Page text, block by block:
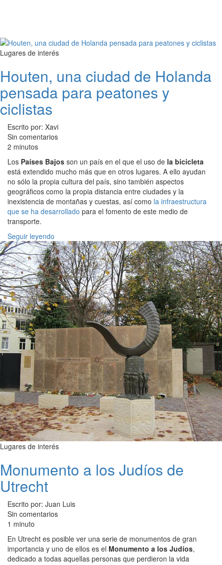
Lugares de interés
Houten, una ciudad de Holanda
pensada para peatones y
ciclistas
Escrito por: Xavi
Sin comentarios
2 minutos
Los Países Bajos son un país en el que el uso de la bicicleta
está extendido mucho más que en otros lugares. A ello ayudan
no sólo la propia cultura del país, sino también aspectos
geográficos como la propia distancia entre ciudades y la
inexistencia de montañas y cuestas, así como la infraestructura
que se ha desarrollado para el fomento de este medio de
transporte.
Seguir leyendo
Lugares de interés
Monumento a los Judíos de
Utrecht
Escrito por: Juan Luis
Sin comentarios
1 minuto
En Utrecht es posible ver una serie de monumentos de gran
importancia y uno de ellos es el Monumento a los Judíos,
dedicado a todas aquellas personas que perdieron la vida